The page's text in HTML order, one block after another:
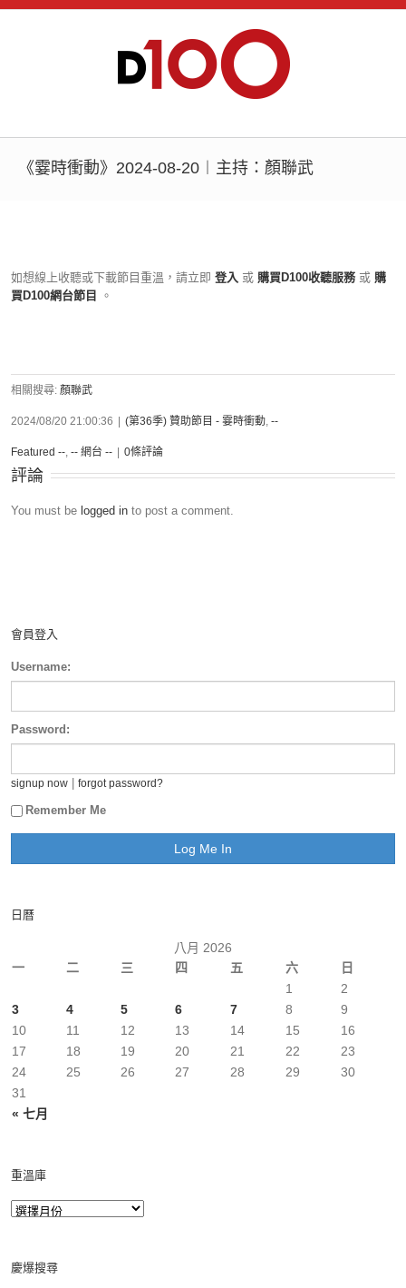
《霎時衝動》2024-08-20︱主持：顏聯武
如想線上收聽或下載節目重溫，請立即 登入 或 購買D100收聽服務 或 購
買D100網台節目
。
相關搜尋: 顏聯武
2024/08/20 21:00:36 (第36季) 贊助節目 - 霎時衝動, --
Featured --, -- 網台 -- 0條評論
評論
You must be logged in to post a comment.
會員登入
Username:
Password:
signup now forgot password?
Remember Me
日曆
八月 2026
一
二 三 四 五 六 日
« 七月
1
2
3
4 5 6 7 8
9
10
11 12 13 14 15
16
17
18 19 20 21 22
23
24
25 26 27 28 29
30
31
重溫庫
慶爆搜尋